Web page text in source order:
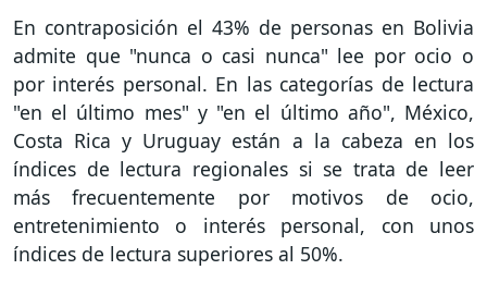
En contraposición el 43% de personas en Bolivia
admite que "nunca o casi nunca" lee por ocio o
por interés personal. En las categorías de lectura
"en el último mes" y "en el último año", México,
Costa Rica y Uruguay están a la cabeza en los
índices de lectura regionales si se trata de leer
más frecuentemente por motivos de ocio,
entretenimiento o interés personal, con unos
índices de lectura superiores al 50%.